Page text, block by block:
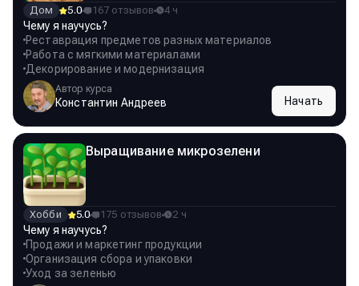
Дом 5.0 167 отзывов 4 ч
Чему я научусь?
Реставрация предметов разных материалов
Работа с мягкими материалами
Декорирование и модернизация
Автор курса
Константин Андреев Начать
Выращивание микрозелени
Хобби 5.0 175 отзывов 2 ч
Чему я научусь?
Продажи и маркетинг продукции
Организация сбора и упаковки
Уход за зеленью